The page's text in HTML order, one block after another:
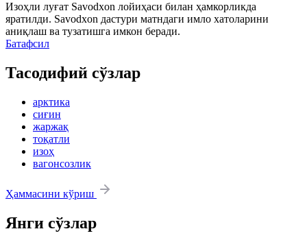
Изоҳли луғат Savodxon лойиҳаси билан ҳамкорликда
яратилди. Savodxon дастури матндаги имло хатоларини
аниқлаш ва тузатишга имкон беради.
Батафсил
Тасодифий сўзлар
арктика
сиғин
жаржақ
тоқатли
изоҳ
вагонсозлик
Ҳаммасини кўриш
Янги сўзлар